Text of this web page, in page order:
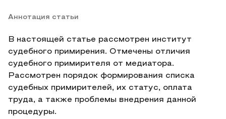
Аннотация статьи
В настоящей статье рассмотрен институт
судебного примирения. Отмечены отличия
судебного примирителя от медиатора.
Рассмотрен порядок формирования списка
судебных примирителей, их статус, оплата
труда, а также проблемы внедрения данной
процедуры.